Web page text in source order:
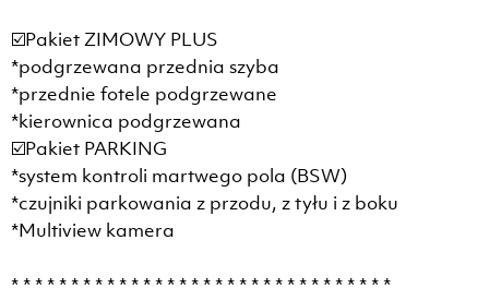
☑️Pakiet ZIMOWY PLUS
*podgrzewana przednia szyba
*przednie fotele podgrzewane
*kierownica podgrzewana
☑️Pakiet PARKING
*system kontroli martwego pola (BSW)
*czujniki parkowania z przodu, z tyłu i z boku
*Multiview kamera